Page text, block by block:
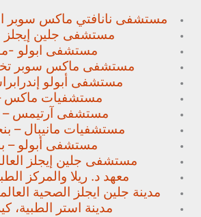
مستشفى نانافتي ماكس سوبر
مستشفى جلين إيجلز
مستشفى ابولو -
مستشفى ماكس سوبر
مستشفى أبولو
مستشفيات ماكس
مستشفى آرتيمس –
مستشفيات مانيبال –
مستشفى أبولو –
مستشفى جلين إيجلز
معهد د. ريلا والمركز
مدينة جلين ايجلز الصحية
مدينة استر الطبية،